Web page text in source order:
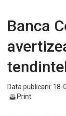
Banca
Data publicarii: 18-
Print